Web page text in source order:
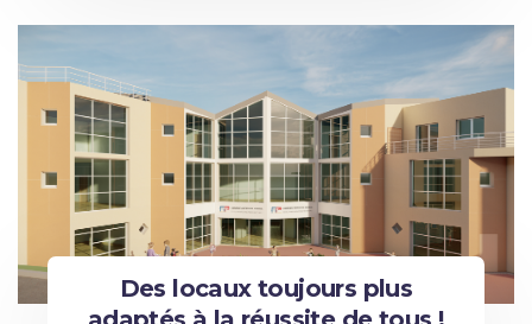
Des locaux toujours plus